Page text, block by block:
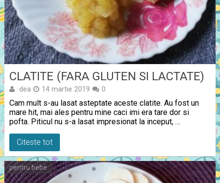
CLATITE (FARA GLUTEN SI LACTATE)
dea 14 martie 2019 0
Cam mult s-au lasat asteptate aceste clatite. Au fost un
mare hit, mai ales pentru mine caci imi era tare dor si
pofta. Piticul nu s-a lasat impresionat la inceput, …
Citeste tot
pentru bebe